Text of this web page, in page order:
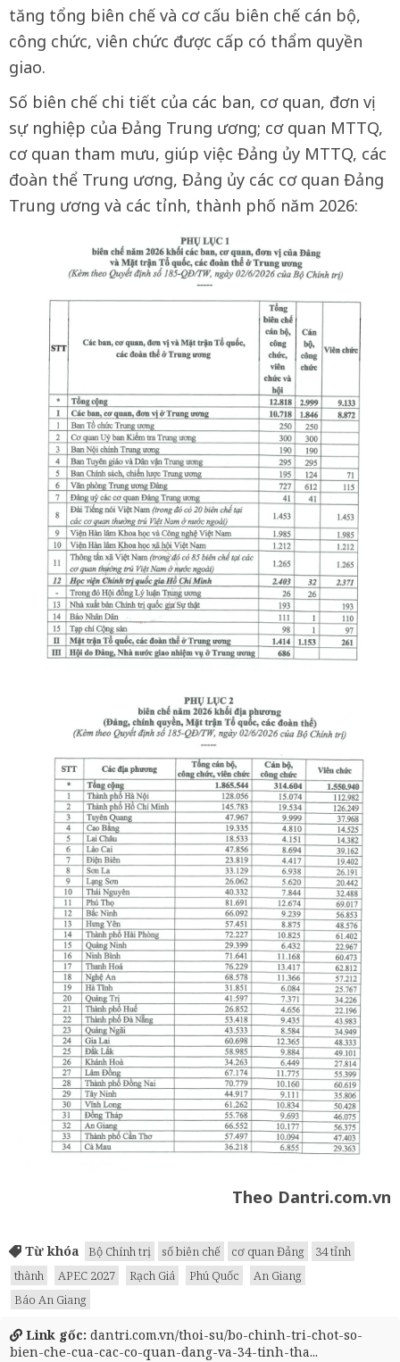
tăng tổng biên chế và cơ cấu biên chế cán bộ,
công chức, viên chức được cấp có thẩm quyền
giao.
Số biên chế chi tiết của các ban, cơ quan, đơn vị
sự nghiệp của Đảng Trung ương; cơ quan MTTQ,
cơ quan tham mưu, giúp việc Đảng ủy MTTQ, các
đoàn thể Trung ương, Đảng ủy các cơ quan Đảng
Trung ương và các tỉnh, thành phố năm 2026:
Theo Dantri.com.vn
Từ khóa Bộ Chính trị số biên chế cơ quan Đảng
34 tỉnh
thành
APEC 2027 Rạch Giá Phú Quốc
An Giang
Báo An Giang
Link gốc: dantri.com.vn/thoi-su/bo-chinh-tri-chot-so-
bien-che-cua-cac-co-quan-dang-va-34-tinh-tha...